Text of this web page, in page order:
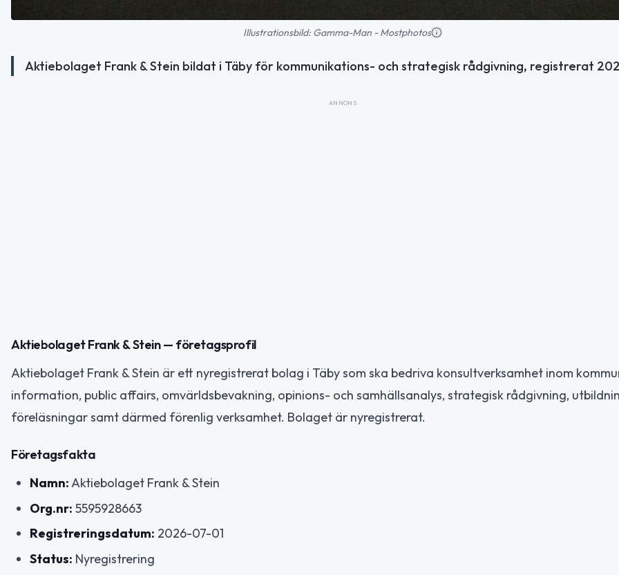
Illustrationsbild: Gamma-Man - Mostphotos
Aktiebolaget Frank & Stein bildat i Täby för kommunikations- och strategisk rådgivning, registrerat
ANNONS
Aktiebolaget Frank & Stein — företagsprofil
Aktiebolaget Frank & Stein är ett nyregistrerat bolag i Täby som ska bedriva konsultverksamhet inom
information, public affairs, omvärldsbevakning, opinions- och samhällsanalys, strategisk rådgivning,
föreläsningar samt därmed förenlig verksamhet. Bolaget är nyregistrerat.
Företagsfakta
Namn:Aktiebolaget Frank & Stein
Org.nr: 5595928663
Registreringsdatum: 2026-07-01
Status: Nyregistrering